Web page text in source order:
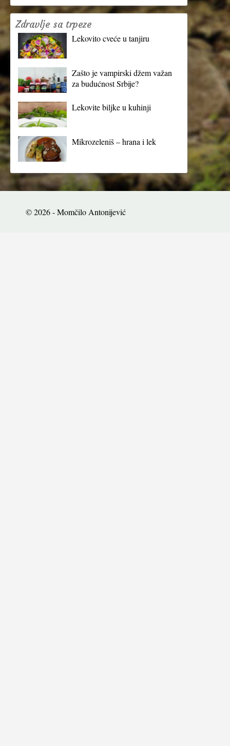
Zdravlje sa trpeze
Lekovito cveće u tanjiru
Zašto je vampirski džem važan
za budućnost Srbije?
Lekovite biljke u kuhinji
Mikrozeleniš – hrana i lek
© 2026 - Momčilo Antonijević